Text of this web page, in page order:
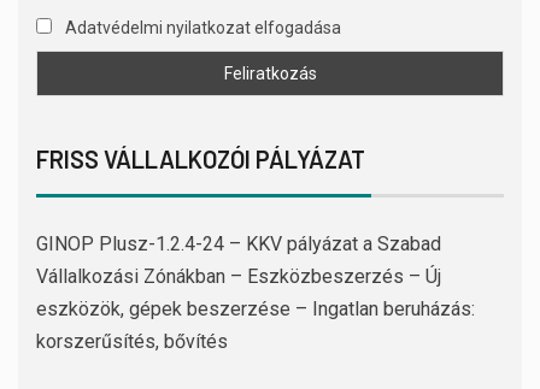
Adatvédelmi nyilatkozat elfogadása
FRISS VÁLLALKOZÓI PÁLYÁZAT
GINOP Plusz-1.2.4-24 – KKV pályázat a Szabad
Vállalkozási Zónákban – Eszközbeszerzés – Új
eszközök, gépek beszerzése – Ingatlan beruházás:
korszerűsítés, bővítés